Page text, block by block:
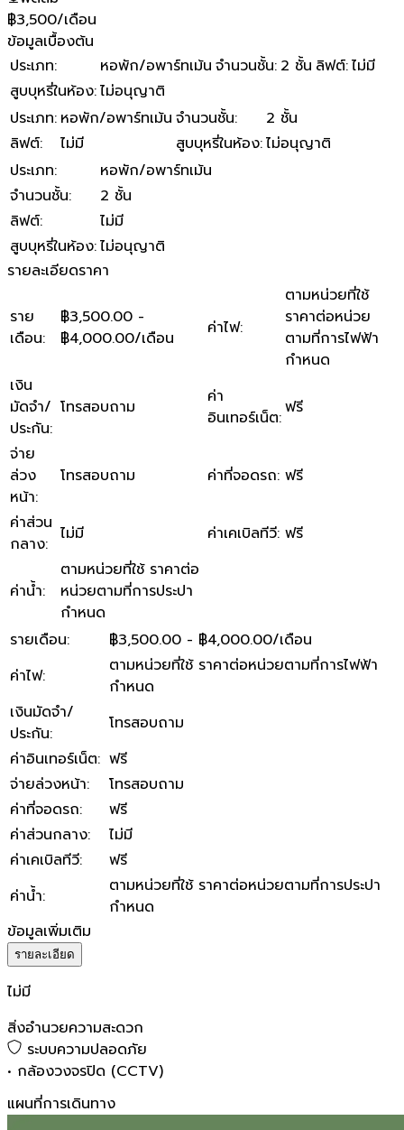
฿3,500/เดือน
ข้อมูลเบื้องต้น
ประเภท: หอพัก/อพาร์ทเม้น จำนวนชั้น: 2 ชั้น ลิฟต์:ไม่มี
สูบบุหรี่ในห้อง:ไม่อนุญาติ
ประเภท: หอพัก/อพาร์ทเม้น จำนวนชั้น:
2 ชั้น
ลิฟต์: ไม่มี สูบบุหรี่ในห้อง:ไม่อนุญาติ
ประเภท:
หอพัก/อพาร์ทเม้น
จำนวนชั้น:
2 ชั้น
ลิฟต์:
ไม่มี
สูบบุหรี่ในห้อง:ไม่อนุญาติ
รายละเอียดราคา
ราย
เดือน:
฿3,500.00 -
฿4,000.00/เดือน
ค่าไฟ:
ตามหน่วยที่ใช้
ราคาต่อหน่วย
ตามที่การไฟฟ้า
กำหนด
เงิน
มัดจำ/
ประกัน:
โทรสอบถาม
ค่า
อินเทอร์เน็ต:ฟรี
จ่าย
ล่วง
หน้า:
โทรสอบถาม ค่าที่จอดรถ: ฟรี
ค่าส่วน
กลาง: ไม่มี ค่าเคเบิลทีวี: ฟรี
ค่าน้ำ:
ตามหน่วยที่ใช้ ราคาต่อ
หน่วยตามที่การประปา
กำหนด
รายเดือน:
฿3,500.00 - ฿4,000.00/เดือน
ค่าไฟ:
ตามหน่วยที่ใช้ ราคาต่อหน่วยตามที่การไฟฟ้า
กำหนด
เงินมัดจำ/
ประกัน:
โทรสอบถาม
ค่าอินเทอร์เน็ต: ฟรี
จ่ายล่วงหน้า:
โทรสอบถาม
ค่าที่จอดรถ:
ฟรี
ค่าส่วนกลาง:
ไม่มี
ค่าเคเบิลทีวี:
ฟรี
ค่าน้ำ:
ตามหน่วยที่ใช้ ราคาต่อหน่วยตามที่การประปา
กำหนด
ข้อมูลเพิ่มเติม
รายละเอียด
ไม่มี
สิ่งอำนวยความสะดวก
ระบบความปลอดภัย
• กล้องวงจรปิด (CCTV)
แผนที่การเดินทาง